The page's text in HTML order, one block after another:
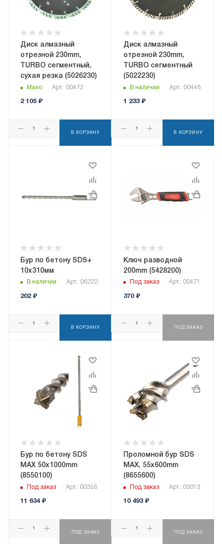
Диск алмазный
отрезной 230mm,
TURBO сегментный,
сухая резка (5026230)
Мало Арт.: 00472
2 105₽
В КОРЗИНУ
Диск алмазный
отрезной 230mm,
TURBO сегментный
(5022230)
В наличии Арт.: 00448
1 233₽
В КОРЗИНУ
Бур по бетону SDS+
10х310мм
В наличии Арт.: 06222
202₽
В КОРЗИНУ
Ключ разводной
200mm (5428200)
Под заказ Арт.: 00471
370₽
ПОД ЗАКАЗ
Бур пo бетону SDS
MAX 50x1000mm
(8550100)
Под заказ Арт.: 00356
11 634₽
ПОД ЗАКАЗ
Проломной бур SDS
MAX, 55x600mm
(8655600)
Под заказ Арт.: 03013
10 493₽
ПОД ЗАКАЗ